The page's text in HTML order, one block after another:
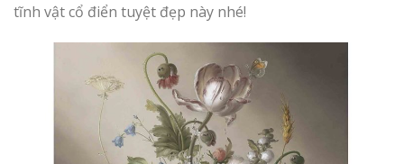
tĩnh vật cổ điển tuyệt đẹp này nhé!